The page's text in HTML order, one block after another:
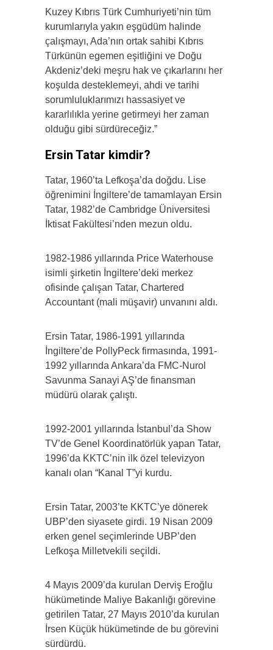
Kuzey Kıbrıs Türk Cumhuriyeti’nin tüm
kurumlarıyla yakın eşgüdüm halinde
çalışmayı, Ada’nın ortak sahibi Kıbrıs
Türkünün egemen eşitliğini ve Doğu
Akdeniz’deki meşru hak ve çıkarlarını her
koşulda desteklemeyi, ahdi ve tarihi
sorumluluklarımızı hassasiyet ve
kararlılıkla yerine getirmeyi her zaman
olduğu gibi sürdüreceğiz.”
Ersin Tatar kimdir?
Tatar, 1960’ta Lefkoşa’da doğdu. Lise
öğrenimini İngiltere’de tamamlayan Ersin
Tatar, 1982’de Cambridge Üniversitesi
İktisat Fakültesi’nden mezun oldu.
1982-1986 yıllarında Price Waterhouse
isimli şirketin İngiltere’deki merkez
ofisinde çalışan Tatar, Chartered
Accountant (mali müşavir) unvanını aldı.
Ersin Tatar, 1986-1991 yıllarında
İngiltere’de PollyPeck firmasında, 1991-
1992 yıllarında Ankara’da FMC-Nurol
Savunma Sanayi AŞ’de finansman
müdürü olarak çalıştı.
1992-2001 yıllarında İstanbul’da Show
TV’de Genel Koordinatörlük yapan Tatar,
1996’da KKTC’nin ilk özel televizyon
kanalı olan “Kanal T”yi kurdu.
Ersin Tatar, 2003’te KKTC’ye dönerek
UBP’den siyasete girdi. 19 Nisan 2009
erken genel seçimlerinde UBP’den
Lefkoşa Milletvekili seçildi.
4 Mayıs 2009’da kurulan Derviş Eroğlu
hükümetinde Maliye Bakanlığı görevine
getirilen Tatar, 27 Mayıs 2010’da kurulan
İrsen Küçük hükümetinde de bu görevini
sürdürdü.